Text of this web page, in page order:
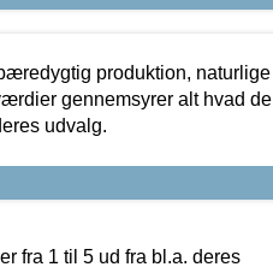
produktion, naturlige
gennemsyrer alt hvad de
udvalg.
fra 1 til 5 ud fra bl.a. deres